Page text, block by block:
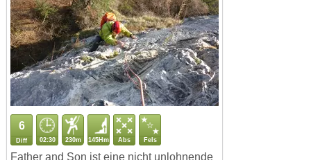
6
Diff 02:30 230m 145Hm Abs Fels
Father and Son ist eine nicht unlohnende